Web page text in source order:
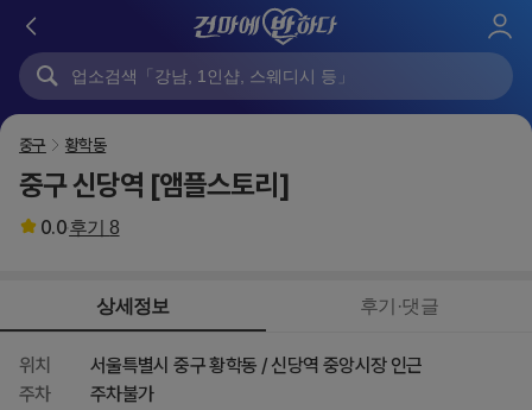
로
중구 황학동
중구 신당역 [앰플스토리]
0.0후기8
상세정보 후기·댓글
위치
서울특별시 중구 황학동 / 신당역 중앙시장 인근
주차
주차불가